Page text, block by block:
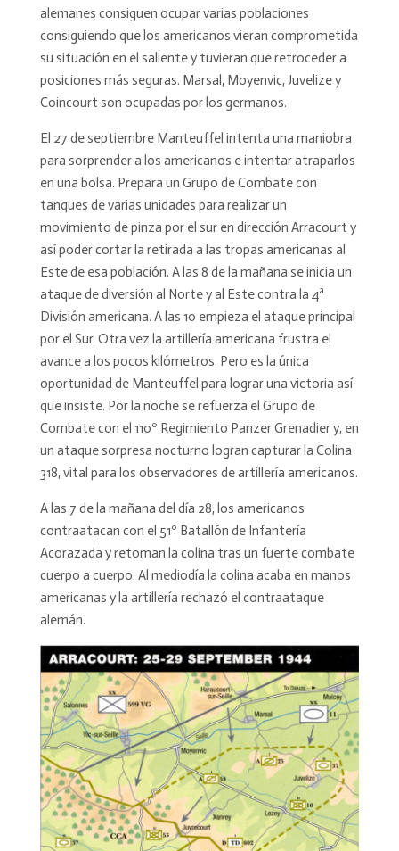
alemanes consiguen ocupar varias poblaciones
consiguiendo que los americanos vieran comprometida
su situación en el saliente y tuvieran que retroceder a
posiciones más seguras. Marsal, Moyenvic, Juvelize y
Coincourt son ocupadas por los germanos.
El 27 de septiembre Manteuffel intenta una maniobra
para sorprender a los americanos e intentar atraparlos
en una bolsa. Prepara un Grupo de Combate con
tanques de varias unidades para realizar un
movimiento de pinza por el sur en dirección Arracourt y
así poder cortar la retirada a las tropas americanas al
Este de esa población. A las 8 de la mañana se inicia un
ataque de diversión al Norte y al Este contra la 4ª
División americana. A las 10 empieza el ataque principal
por el Sur. Otra vez la artillería americana frustra el
avance a los pocos kilómetros. Pero es la única
oportunidad de Manteuffel para lograr una victoria así
que insiste. Por la noche se refuerza el Grupo de
Combate con el 110º Regimiento Panzer Grenadier y, en
un ataque sorpresa nocturno logran capturar la Colina
318, vital para los observadores de artillería americanos.
A las 7 de la mañana del día 28, los americanos
contraatacan con el 51º Batallón de Infantería
Acorazada y retoman la colina tras un fuerte combate
cuerpo a cuerpo. Al mediodía la colina acaba en manos
americanas y la artillería rechazó el contraataque
alemán.